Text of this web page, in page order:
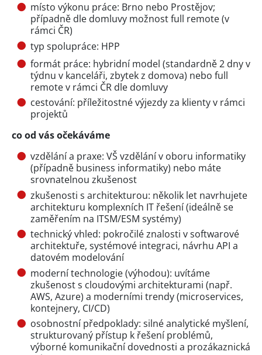
místo výkonu práce: Brno nebo Prostějov;
případně dle domluvy možnost full remote (v
rámci ČR)
typ spolupráce: HPP
formát práce: hybridní model (standardně 2 dny v
týdnu v kanceláři, zbytek z domova) nebo full
remote v rámci ČR dle domluvy
cestování: příležitostné výjezdy za klienty v rámci
projektů
co od vás očekáváme
vzdělání a praxe: VŠ vzdělání v oboru informatiky
(případně business informatiky) nebo máte
srovnatelnou zkušenost
zkušenosti s architekturou: několik let navrhujete
architekturu komplexních IT řešení (ideálně se
zaměřením na ITSM/ESM systémy)
technický vhled: pokročilé znalosti v softwarové
architektuře, systémové integraci, návrhu API a
datovém modelování
moderní technologie (výhodou): uvítáme
zkušenost s cloudovými architekturami (např.
AWS, Azure) a moderními trendy (microservices,
kontejnery, CI/CD)
osobnostní předpoklady: silné analytické myšlení,
strukturovaný přístup k řešení problémů,
výborné komunikační dovednosti a prozákaznická